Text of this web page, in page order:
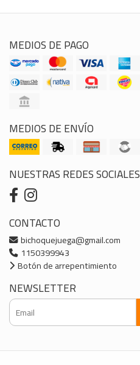
MEDIOS DE PAGO
MEDIOS DE ENVÍO
NUESTRAS REDES SOCIALES
CONTACTO
bichoquejuega@gmail.com
1150399943
Botón de arrepentimiento
NEWSLETTER